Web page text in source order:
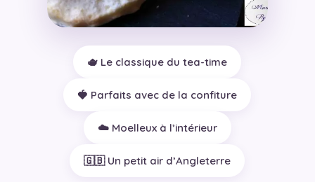
🫖 Le classique du tea-time
🍓 Parfaits avec de la confiture
☁️ Moelleux à l’intérieur
🇬🇧 Un petit air d’Angleterre